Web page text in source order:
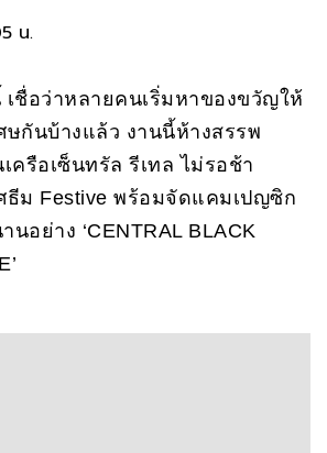
น.
ชื่อว่าหลายคนเริ่มหาของขวัญให้
ษกันบ้างแล้ว งานนี้ห้างสรรพ
ครือเซ็นทรัล รีเทล ไม่รอช้า
ธีม Festive พร้อมจัดแคมเปญซิก
นอย่าง ‘CENTRAL BLACK